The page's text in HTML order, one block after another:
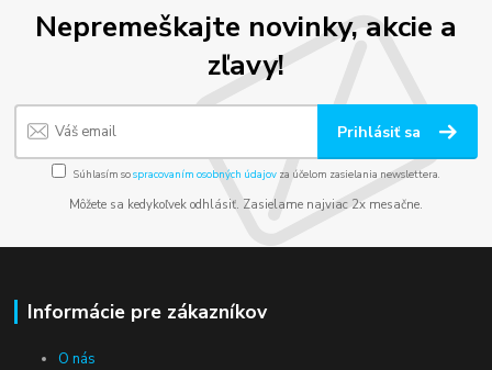
Nepremeškajte novinky, akcie a
zľavy!
Prihlásiť sa
Súhlasím sospracovaním osobných údajov za účelom zasielania newslettera.
Môžete sa kedykoľvek odhlásiť. Zasielame najviac 2x mesačne.
Informácie pre zákazníkov
O nás